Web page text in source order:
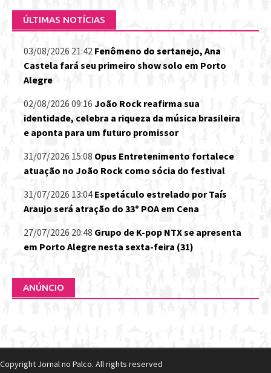
ÚLTIMAS NOTÍCIAS
03/08/2026 21:42 Fenômeno do sertanejo, Ana
Castela fará seu primeiro show solo em Porto
Alegre
02/08/2026 09:16 João Rock reafirma sua
identidade, celebra a riqueza da música brasileira
e aponta para um futuro promissor
31/07/2026 15:08 Opus Entretenimento fortalece
atuação no João Rock como sócia do festival
31/07/2026 13:04 Espetáculo estrelado por Taís
Araujo será atração do 33º POA em Cena
27/07/2026 20:48 Grupo de K-pop NTX se apresenta
em Porto Alegre nesta sexta-feira (31)
ANÚNCIO
Copyright Jornal no Palco. All rights reserved